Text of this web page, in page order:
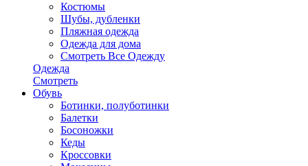
Костюмы
Шубы, дубленки
Пляжная одежда
Одежда для дома
Смотреть Все Одежду
Одежда
Смотреть
Обувь
Ботинки, полуботинки
Балетки
Босоножки
Кеды
Кроссовки